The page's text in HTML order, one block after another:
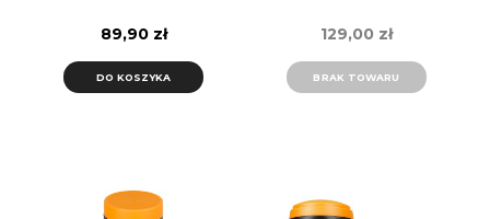
89,90 zł
DO KOSZYKA
129,00 zł
BRAK TOWARU